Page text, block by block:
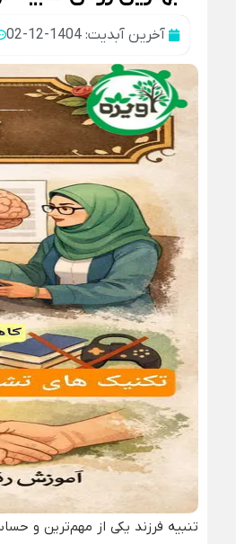
آخرین آبدیت: 1404-12-02
تنبیه فرزند یکی از مهم‌ترین و